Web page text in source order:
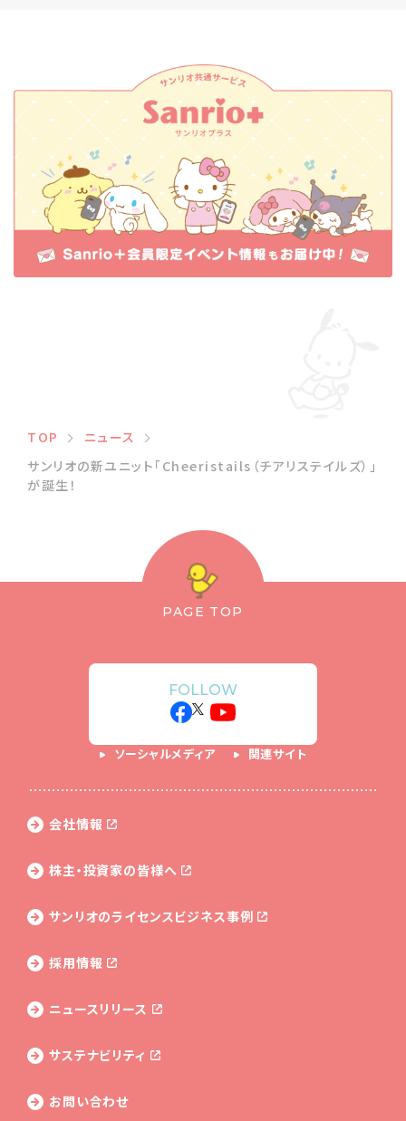
TOP
ニュース
サンリオの新ユニット「Cheeristails（チアリステイルズ）」
が誕生！
PAGE TOP
FOLLOW
ソーシャルメディア 関連サイト
会社情報
株主・投資家の皆様へ
サンリオのライセンスビジネス事例
採用情報
ニュースリリース
サステナビリティ
お問い合わせ